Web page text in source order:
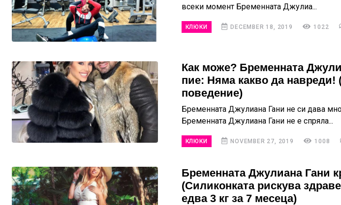
всеки момент Бременната Джулиа...
КЛЮКИ DECEMBER 18, 2019 1022
Как може? Бременната
пие: Няма какво да навреди!
поведение)
Бременната Джулиана Гани не си дава
Бременната Джулиана Гани не е спряла...
КЛЮКИ NOVEMBER 27, 2019 1008
Бременната Джулиана Гани
(Силиконката рискува
едва 3 кг за 7 месеца)